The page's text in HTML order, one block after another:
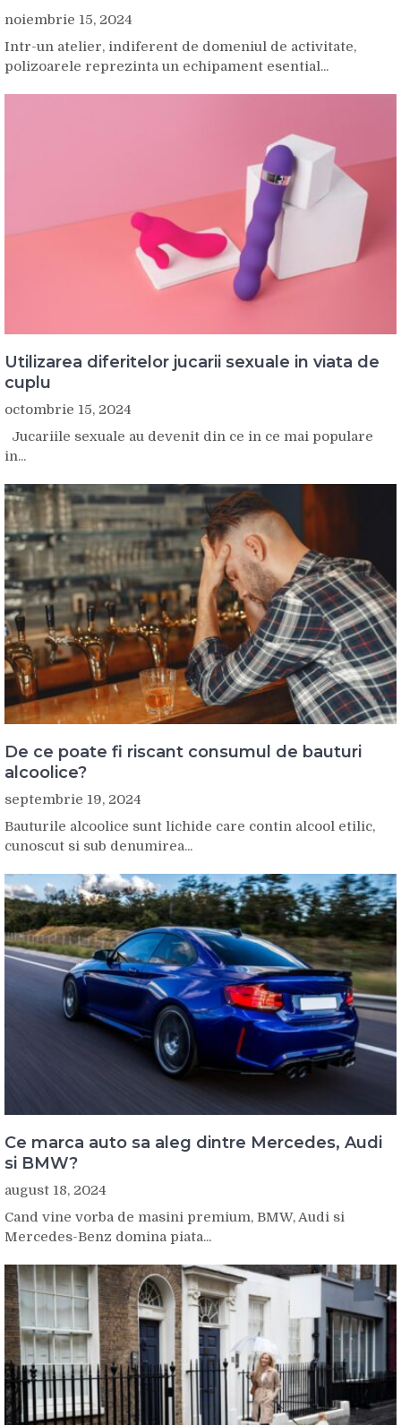
noiembrie 15, 2024
Intr-un atelier, indiferent de domeniul de activitate,
polizoarele reprezinta un echipament esential...
Utilizarea diferitelor jucarii sexuale in viata de
cuplu
octombrie 15, 2024
Jucariile sexuale au devenit din ce in ce mai populare
in...
De ce poate fi riscant consumul de bauturi
alcoolice?
septembrie 19, 2024
Bauturile alcoolice sunt lichide care contin alcool etilic,
cunoscut si sub denumirea...
Ce marca auto sa aleg dintre Mercedes, Audi
si BMW?
august 18, 2024
Cand vine vorba de masini premium, BMW, Audi si
Mercedes-Benz domina piata...